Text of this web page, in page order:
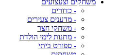
משחקים וצעצועים
- כדורים
- מדענים צעירים
- משחקי חצר
- מתנות לימי הולדת
- ספורט ביתי